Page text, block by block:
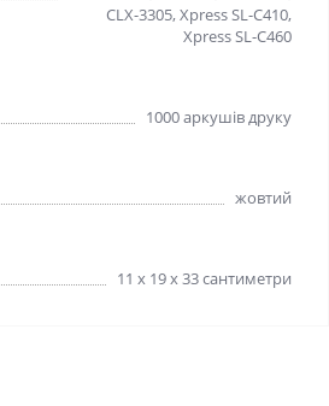
CLX-3305, Xpress SL-C410,
Xpress SL-C460
1000 аркушів друку
жовтий
11 x 19 x 33 сантиметри